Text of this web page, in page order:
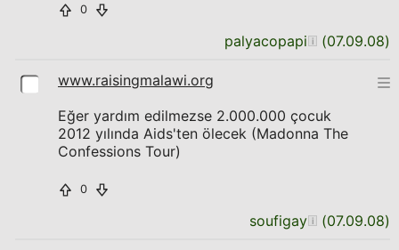
0
palyacopapi (07.09.08)
www.raisingmalawi.org
Eğer yardım edilmezse 2.000.000 çocuk
2012 yılında Aids'ten ölecek (Madonna The
Confessions Tour)
0
soufigay (07.09.08)